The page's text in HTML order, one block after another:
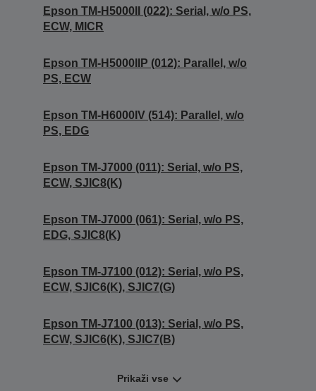
Epson TM-H5000II (022): Serial, w/o PS,
ECW, MICR
Epson TM-H5000IIP (012): Parallel, w/o
PS, ECW
Epson TM-H6000IV (514): Parallel, w/o
PS, EDG
Epson TM-J7000 (011): Serial, w/o PS,
ECW, SJIC8(K)
Epson TM-J7000 (061): Serial, w/o PS,
EDG, SJIC8(K)
Epson TM-J7100 (012): Serial, w/o PS,
ECW, SJIC6(K), SJIC7(G)
Epson TM-J7100 (013): Serial, w/o PS,
ECW, SJIC6(K), SJIC7(B)
Prikaži vse